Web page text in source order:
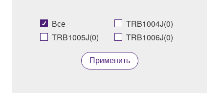
Все
TRB1004J(0)
TRB1005J(0)
TRB1006J(0)
Применить